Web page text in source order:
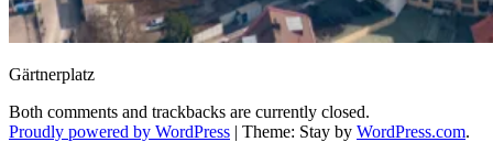
Gärtnerplatz
Both comments and trackbacks are currently closed.
Proudly powered by WordPress | Theme: Stay by WordPress.com.